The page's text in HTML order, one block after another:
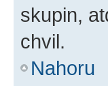
skupin,
chvil.
Nahoru